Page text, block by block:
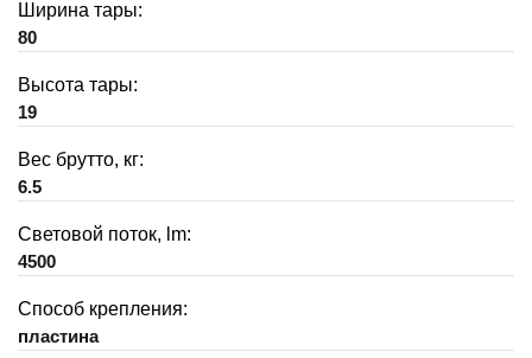
Ширина тары:
80
Высота тары:
19
Вес брутто, кг:
6.5
Световой поток, lm:
4500
Способ крепления:
пластина